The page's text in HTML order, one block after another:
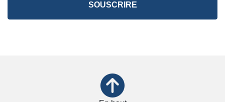
SOUSCRIRE